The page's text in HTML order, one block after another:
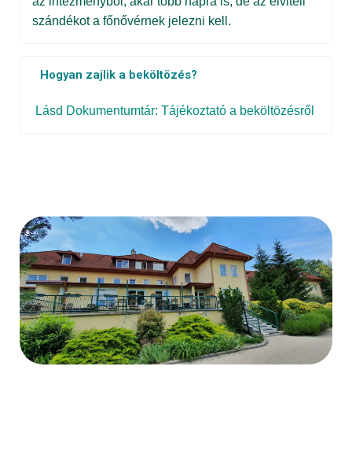
szándékot a főnővérnek jelezni kell.
Hogyan zajlik a beköltözés?
Lásd Dokumentumtár: Tájékoztató a beköltözésről